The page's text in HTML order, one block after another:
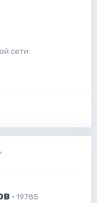
сети:
· 19785